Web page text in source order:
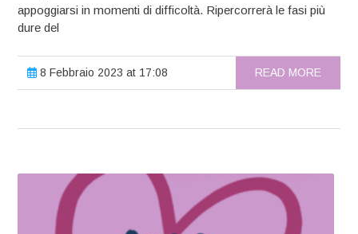
appoggiarsi in momenti di difficoltà. Ripercorrerà le fasi più
dure del
8 Febbraio 2023 at 17:08 READ MORE